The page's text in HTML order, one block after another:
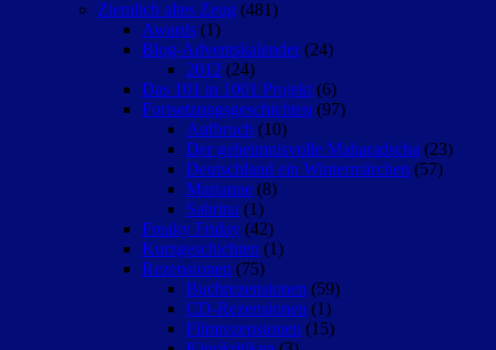
Ziemlich altes Zeug (481)
Awards (1)
Blog-Adventskalender (24)
2012 (24)
Das 101 in 1001 Projekt (6)
Fortsetzungsgeschichten (97)
Aufbruch (10)
Der geheimnisvolle Maharadscha (23)
Deutschland ein Wintermärchen (57)
Marianne (8)
Sabrina (1)
Freaky Friday (42)
Kurzgeschichten (1)
Rezensionen (75)
Buchrezensionen (59)
CD-Rezensionen (1)
Filmrezensionen (15)